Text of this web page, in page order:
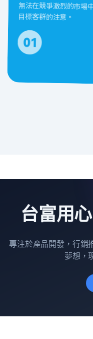
無法在競爭激烈的市場
目標客群的注意。
台富用
專注於產品開發，行銷
夢想，